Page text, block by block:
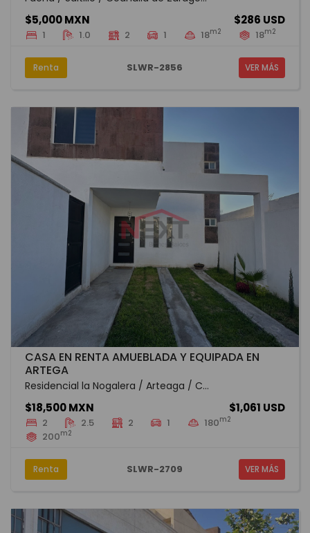
$5,000 MXN $286 USD
1 1.0 2 1 18m2 18m2
Renta SLWR-2856 VER MÁS
CASA EN RENTA AMUEBLADA Y EQUIPADA EN
ARTEGA
Residencial la Nogalera / Arteaga / C...
$18,500 MXN $1,061 USD
2 2.5 2 1 180m2
200m2
Renta SLWR-2709 VER MÁS